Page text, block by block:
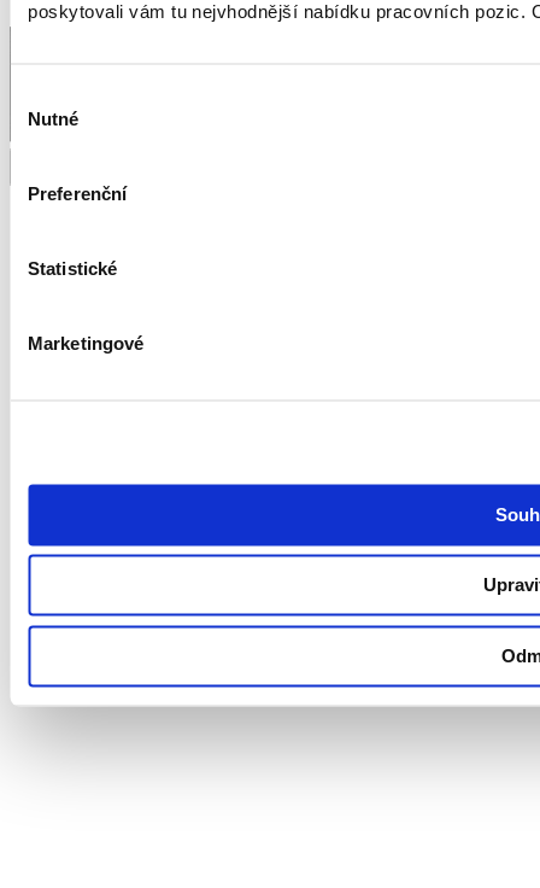
poskytovali vám tu nejvhodnější nabídku pracovních pozic.
souhlasu
Nutné
Preferenční
Statistické
Marketingové